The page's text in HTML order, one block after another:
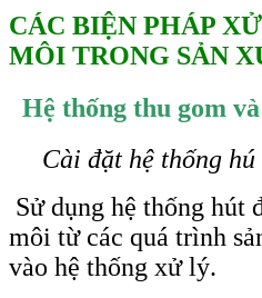
CÁC BIỆN PHÁP
MÔI TRONG SẢN
Hệ thống thu gom
Cài đặt hệ thống hú
Sử dụng hệ thống hút
môi từ các quá trình
vào hệ thống xử lý.